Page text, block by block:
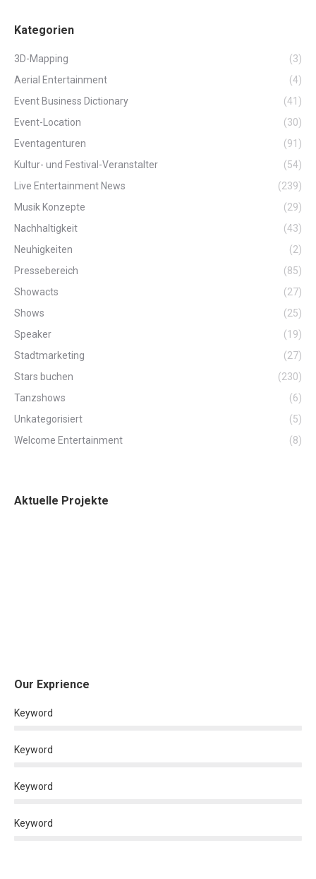
Kategorien
3D-Mapping
(3)
Aerial Entertainment
(4)
Event Business Dictionary
(41)
Event-Location
(30)
Eventagenturen
(91)
Kultur- und Festival-Veranstalter
(54)
Live Entertainment News
(239)
Musik Konzepte
(29)
Nachhaltigkeit
(43)
Neuhigkeiten
(2)
Pressebereich
(85)
Showacts
(27)
Shows
(25)
Speaker
(19)
Stadtmarketing
(27)
Stars buchen
(230)
Tanzshows
(6)
Unkategorisiert
(5)
Welcome Entertainment
(8)
Aktuelle Projekte
Our Exprience
Keyword
Keyword
Keyword
Keyword